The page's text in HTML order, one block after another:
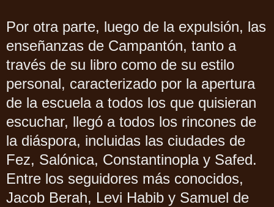
Por otra parte, luego de la expulsión, las
enseñanzas de Campantón, tanto a
través de su libro como de su estilo
personal, caracterizado por la apertura
de la escuela a todos los que quisieran
escuchar, llegó a todos los rincones de
la diáspora, incluidas las ciudades de
Fez, Salónica, Constantinopla y Safed.
Entre los seguidores más conocidos,
Jacob Berah, Levi Habib y Samuel de